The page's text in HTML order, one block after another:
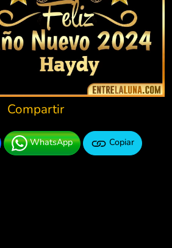
Compartir
WhatsApp Copiar